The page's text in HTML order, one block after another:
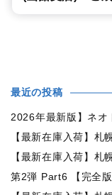
最近の投稿